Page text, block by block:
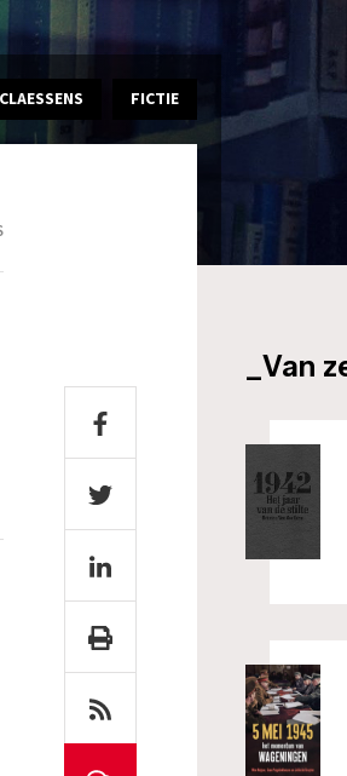
FICTIE
_Van